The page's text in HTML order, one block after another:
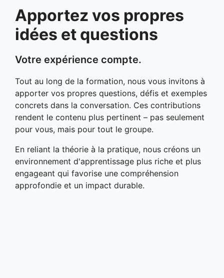
Apportez vos propres
idées et questions
Votre expérience compte.
Tout au long de la formation, nous vous invitons à
apporter vos propres questions, défis et exemples
concrets dans la conversation. Ces contributions
rendent le contenu plus pertinent – pas seulement
pour vous, mais pour tout le groupe.
En reliant la théorie à la pratique, nous créons un
environnement d'apprentissage plus riche et plus
engageant qui favorise une compréhension
approfondie et un impact durable.